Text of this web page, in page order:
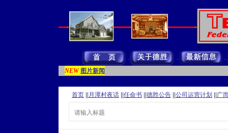
NEW 图片新闻
首页 ||月潭村夜话 ||任命书 ||德胜公告 ||公司运营计划 ||广